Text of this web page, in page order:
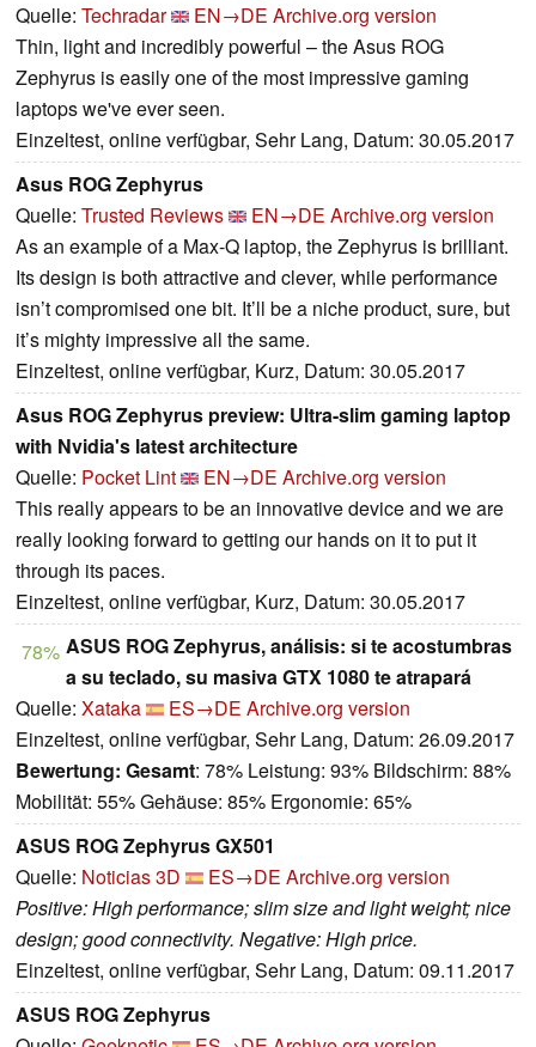
Quelle: Techradar EN→DE Archive.org version
Thin, light and incredibly powerful – the Asus ROG
Zephyrus is easily one of the most impressive gaming
laptops we've ever seen.
Einzeltest, online verfügbar, Sehr Lang, Datum: 30.05.2017
Asus ROG Zephyrus
Quelle: Trusted Reviews EN→DE Archive.org version
As an example of a Max-Q laptop, the Zephyrus is brilliant.
Its design is both attractive and clever, while performance
isn’t compromised one bit. It’ll be a niche product, sure, but
it’s mighty impressive all the same.
Einzeltest, online verfügbar, Kurz, Datum: 30.05.2017
Asus ROG Zephyrus preview: Ultra-slim gaming laptop
with Nvidia's latest architecture
Quelle: Pocket Lint EN→DE Archive.org version
This really appears to be an innovative device and we are
really looking forward to getting our hands on it to put it
through its paces.
Einzeltest, online verfügbar, Kurz, Datum: 30.05.2017
78% ASUS ROG Zephyrus, análisis: si te acostumbras
a su teclado, su masiva GTX 1080 te atrapará
Quelle: Xataka ES→DE Archive.org version
Einzeltest, online verfügbar, Sehr Lang, Datum: 26.09.2017
Bewertung: Gesamt: 78% Leistung: 93% Bildschirm: 88%
Mobilität: 55% Gehäuse: 85% Ergonomie: 65%
ASUS ROG Zephyrus GX501
Quelle: Noticias 3D ES→DE Archive.org version
Positive: High performance; slim size and light weight; nice
design; good connectivity. Negative: High price.
Einzeltest, online verfügbar, Sehr Lang, Datum: 09.11.2017
ASUS ROG Zephyrus